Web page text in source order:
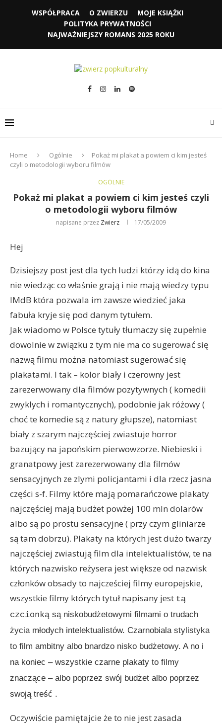
WSPÓŁPRACA O ZWIERZU
MOJE KSIĄŻKI
POLITYKA PRYWATNOŚCI
NAJWAŻNIEJSZY ROMANS 2025 ROKU
Home Ogólnie
Pokaż mi plakat a powiem ci kim jesteś
czyli o metodologii wyboru filmów
OGÓLNIE
Pokaż mi plakat a powiem ci kim jesteś czyli
o metodologii wyboru filmów
napisane przez Zwierz 17/05/2009
Hej
Dzisiejszy post jest dla tych ludzi którzy idą do kina
nie wiedząc co właśnie grają i nie mają wiedzy typu
IMdB która pozwala im zawsze wiedzieć jaka
fabuła kryje się pod danym tytułem.
Jak wiadomo w Polsce tytuły tłumaczy się zupełnie
dowolnie w związku z tym nie ma co sugerować się
nazwą filmu można natomiast sugerować się
plakatami. I tak – kolor biały i czerowny jest
zarezerwowany dla filmów pozytywnych ( komedii
zwyklych i romantycznych), podobnie jak różowy (
choć te komedie są z natury głupsze), natomiast
biały z szarym najczęściej zwiastuje horror
bazujący na japońskim pierwowzorze. Niebieski i
granatpowy jest zarezerwowany dla filmów
sensacyjnych ze zlymi policjantami i dla rzecz jasna
części s-f. Filmy które mają pomarańczowe plakaty
najczęściej mają budżet powżej 100 mln dolarów
albo są po prostu sensacyjne ( przy czym gliniarze
są tam dobrzu). Plakaty na których jest dużo twarzy
najczęściej zwiastują film dla intelektualistów, te na
których nazwisko reżysera jest większe od nazwisk
członków obsady to najcześciej filmy europejskie,
wszystkie filmy których tytuł napisany jest tą
czcionką są niskobudżetowymi filmami o trudach
życia młodych intelektualistów. Czarnobiala stylistyka
to film ambitny albo bnardzo nisko budżetowy. A no i
na koniec – wszystkie czarne plakaty to filmy
znaczące – albo poprzez swój budżet albo poprzez
swoją treść .
Oczywiście pamiętajcie że to nie jest zasada